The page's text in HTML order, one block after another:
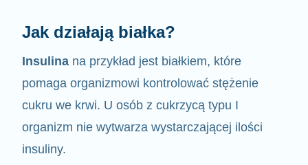
Jak działają białka?
Insulina na przykład jest białkiem, które
pomaga organizmowi kontrolować stężenie
cukru we krwi. U osób z cukrzycą typu I
organizm nie wytwarza wystarczającej ilości
insuliny.